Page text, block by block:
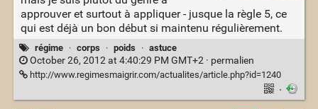
approuver et surtout à appliquer - jusque la règle 5, ce
qui est déjà un bon début si maintenu régulièrement.
régime · corps · poids · astuce
October 26, 2012 at 4:40:29 PM GMT+2 · permalien
http://www.regimesmaigrir.com/actualites/article.php?id=1240
·